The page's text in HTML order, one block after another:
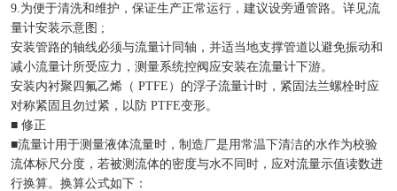
9.为便于清洗和维护，保证生产正常运行，建议设旁通管路。详见流
量计安装示意图 ;
安装管路的轴线必须与流量计同轴，并适当地支撑管道以避免振动和
减小流量计所受应力，测量系统控阀应安装在流量计下游。
安装内衬聚四氟乙烯（ PTFE）的浮子流量计时，紧固法兰螺栓时应
对称紧固且勿过紧，以防 PTFE变形。
■ 修正
■流量计用于测量液体流量时，制造厂是用常温下清洁的水作为校验
流体标尺分度，若被测流体的密度与水不同时，应对流量示值读数进
行换算。换算公式如下：